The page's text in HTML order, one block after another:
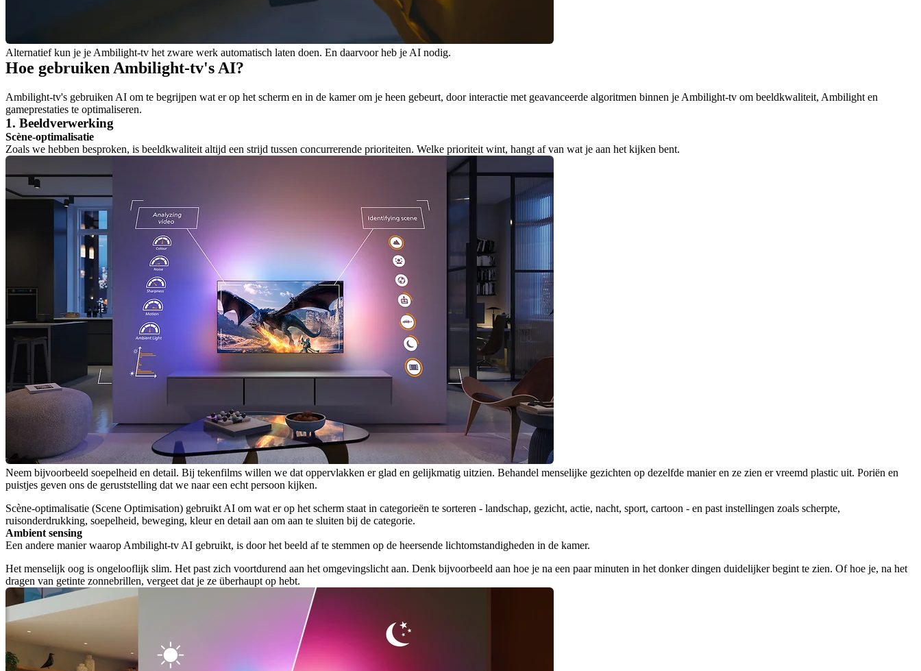
Alternatief kun je je Ambilight-tv het zware werk automatisch laten doen. En daarvoor heb je AI nodig.
Hoe gebruiken Ambilight-tv's AI?
Ambilight-tv's gebruiken AI om te begrijpen wat er op het scherm en in de kamer om je heen gebeurt, door interactie met geavanceerde algoritmen binnen je Ambilight-tv om beeldkwaliteit, Ambilight en
gameprestaties te optimaliseren.
1. Beeldverwerking
Scène-optimalisatie
Zoals we hebben besproken, is beeldkwaliteit altijd een strijd tussen concurrerende prioriteiten. Welke prioriteit wint, hangt af van wat je aan het kijken bent.
Neem bijvoorbeeld soepelheid en detail. Bij tekenfilms willen we dat oppervlakken er glad en gelijkmatig uitzien. Behandel menselijke gezichten op dezelfde manier en ze zien er vreemd plastic uit. Poriën en
puistjes geven ons de geruststelling dat we naar een echt persoon kijken.
Scène-optimalisatie (Scene Optimisation) gebruikt AI om wat er op het scherm staat in categorieën te sorteren - landschap, gezicht, actie, nacht, sport, cartoon - en past instellingen zoals scherpte,
ruisonderdrukking, soepelheid, beweging, kleur en detail aan om aan te sluiten bij de categorie.
Ambient sensing
Een andere manier waarop Ambilight-tv AI gebruikt, is door het beeld af te stemmen op de heersende lichtomstandigheden in de kamer.
Het menselijk oog is ongelooflijk slim. Het past zich voortdurend aan het omgevingslicht aan. Denk bijvoorbeeld aan hoe je na een paar minuten in het donker dingen duidelijker begint te zien. Of hoe je, na het
dragen van getinte zonnebrillen, vergeet dat je ze überhaupt op hebt.